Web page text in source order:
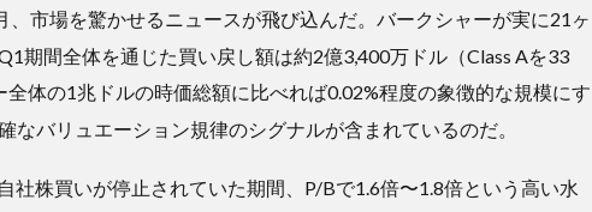
市場を驚かせるニュースが飛び込んだ。バークシャーが実に21ヶ
期間全体を通じた買い戻し額は約2億3,400万ドル（Class Aを33
体の1兆ドルの時価総額に比べれば0.02%程度の象徴的な規模にす
なバリュエーション規律のシグナルが含まれているのだ。
社株買いが停止されていた期間、P/Bで1.6倍〜1.8倍という高い水